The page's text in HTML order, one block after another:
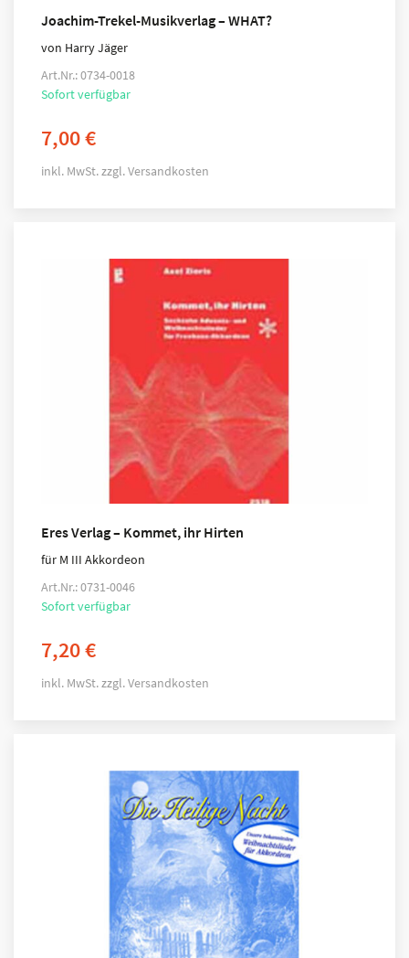
Joachim-Trekel-Musikverlag – WHAT?
von Harry Jäger
Art.Nr.: 0734-0018
Sofort verfügbar
7,00€
inkl. MwSt. zzgl.Versandkosten
Eres Verlag – Kommet, ihr Hirten
für M III Akkordeon
Art.Nr.: 0731-0046
Sofort verfügbar
7,20€
inkl. MwSt.zzgl.Versandkosten